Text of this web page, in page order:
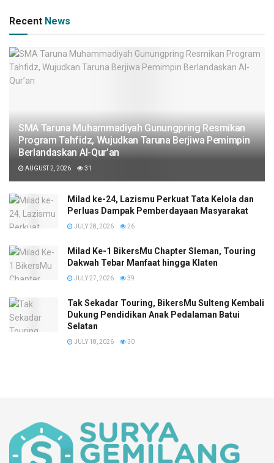
Recent News
SMA Taruna Muhammadiyah Gunungpring Resmikan
Program Tahfidz, Wujudkan Taruna Berjiwa Pemimpin
Berlandaskan Al-Qur’an
AUGUST 2, 2026 31
Milad ke-24, Lazismu Perkuat Tata Kelola dan
Perluas Dampak Pemberdayaan Masyarakat
JULY 28, 2026 26
Milad Ke-1 BikersMu Chapter Sleman, Touring
Dakwah Tebar Manfaat hingga Klaten
JULY 27, 2026 39
Tak Sekadar Touring, BikersMu Sulteng Kembali
Dukung Pendidikan Anak Pedalaman Batui
Selatan
JULY 18, 2026 30